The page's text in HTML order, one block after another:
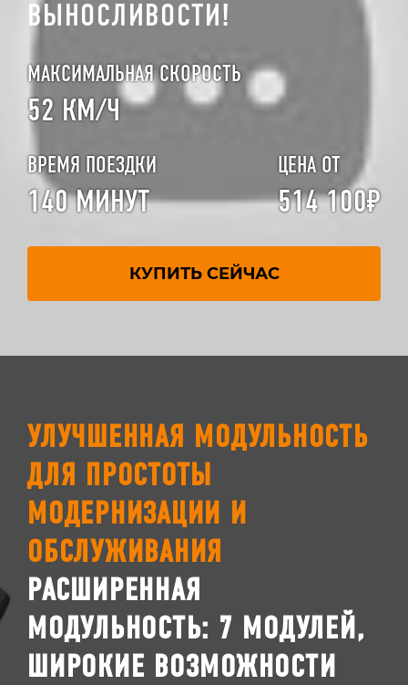
ВЫНОСЛИВОСТИ!
МАКСИМАЛЬНАЯ СКОРОСТЬ
52 КМ/Ч
ВРЕМЯ ПОЕЗДКИ
140 МИНУТ
ЦЕНА ОТ
514 100₽
КУПИТЬ СЕЙЧАС
УЛУЧШЕННАЯ МОДУЛЬНОСТЬ
ДЛЯ ПРОСТОТЫ
МОДЕРНИЗАЦИИ И
ОБСЛУЖИВАНИЯ
РАСШИРЕННАЯ
МОДУЛЬНОСТЬ: 7 МОДУЛЕЙ,
ШИРОКИЕ ВОЗМОЖНОСТИ